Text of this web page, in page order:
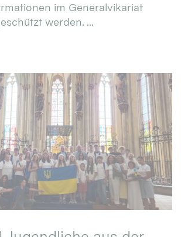
im Generalvikariat
werden. ...